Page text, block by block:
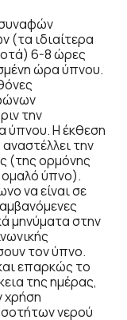
(τα ιδιαίτερα
6-8 ώρες
ώρα ύπνου.
την
ύπνου. Η έκθεση
την
(της ορμόνης
ομαλό ύπνο).
να είναι σε
μηνύματα στην
τον ύπνο.
επαρκώς το
της ημέρας,
χρήση
νερού